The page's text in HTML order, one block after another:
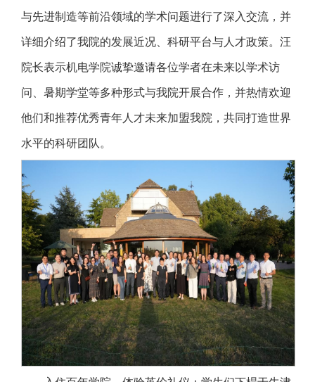
与先进制造等前沿领域的学术问题进行了深入交流，并
详细介绍了我院的发展近况、科研平台与人才政策。汪
院长表示机电学院诚挚邀请各位学者在未来以学术访
问、暑期学堂等多种形式与我院开展合作，并热情欢迎
他们和推荐优秀青年人才未来加盟我院，共同打造世界
水平的科研团队。